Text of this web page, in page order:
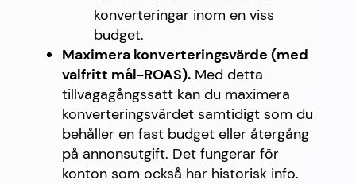
konverteringar inom en viss
budget.
Maximera konverteringsvärde (med
valfritt mål-ROAS). Med detta
tillvägagångssätt kan du maximera
konverteringsvärdet samtidigt som du
behåller en fast budget eller återgång
på annonsutgift. Det fungerar för
konton som också har historisk info.